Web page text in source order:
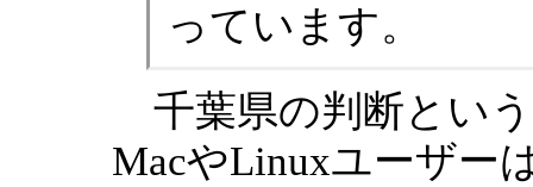
っています。
千葉県の判断とい
MacやLinuxユーザー